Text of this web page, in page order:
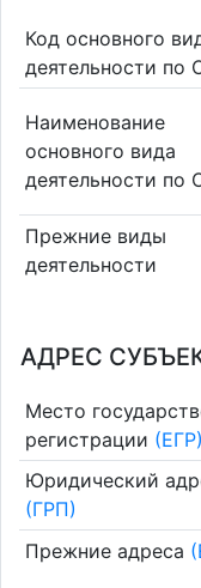
Код основного
деятельности по
Наименование
основного вида
деятельности по
Прежние виды
деятельности
АДРЕС
Место
регистрации (ЕГР)
Юридический
(ГРП)
Прежние адреса